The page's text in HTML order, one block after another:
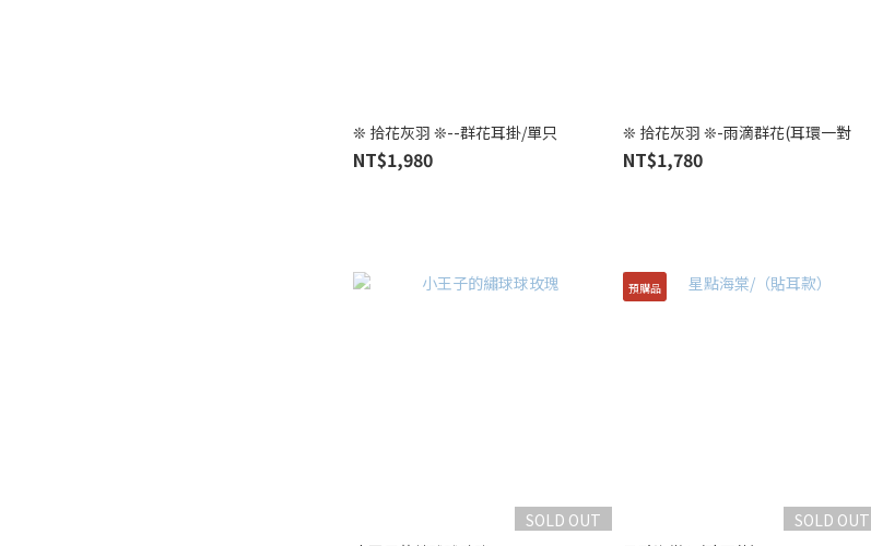
❊ 拾花灰羽 ❊--群花耳掛/單只
NT$1,980
❊ 拾花灰羽 ❊-雨滴群花(耳環一對
NT$1,780
SOLD OUT
預購品
SOLD OUT